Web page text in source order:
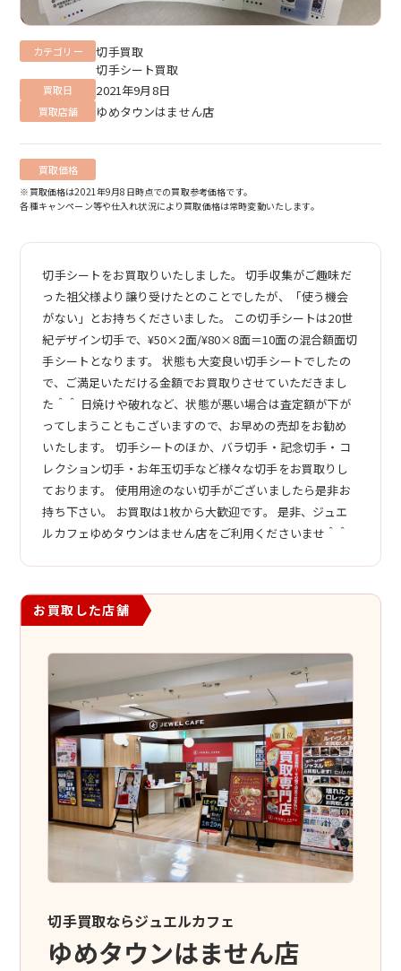
カテゴリー
切手買取
切手シート買取
買取日 2021年9月8日
買取店舗 ゆめタウンはません店
買取価格
※買取価格は2021年9月8日時点での買取参考価格です。
各種キャンペーン等や仕入れ状況により買取価格は常時変動いたします。
切手シートをお買取りいたしました。 切手収集がご趣味だ
った祖父様より譲り受けたとのことでしたが、「使う機会
がない」とお持ちくださいました。 この切手シートは20世
紀デザイン切手で、¥50×2面/¥80×8面＝10面の混合額面切
手シートとなります。 状態も大変良い切手シートでしたの
で、ご満足いただける金額でお買取りさせていただきまし
た＾＾ 日焼けや破れなど、状態が悪い場合は査定額が下が
ってしまうこともこざいますので、お早めの売却をお勧め
いたします。 切手シートのほか、バラ切手・記念切手・コ
レクション切手・お年玉切手など様々な切手をお買取りし
ております。 使用用途のない切手がございましたら是非お
持ち下さい。 お買取は1枚から大歓迎です。 是非、ジュエ
ルカフェゆめタウンはません店をご利用くださいませ＾＾
お買取した店舗
切手買取ならジュエルカフェ
ゆめタウンはません店